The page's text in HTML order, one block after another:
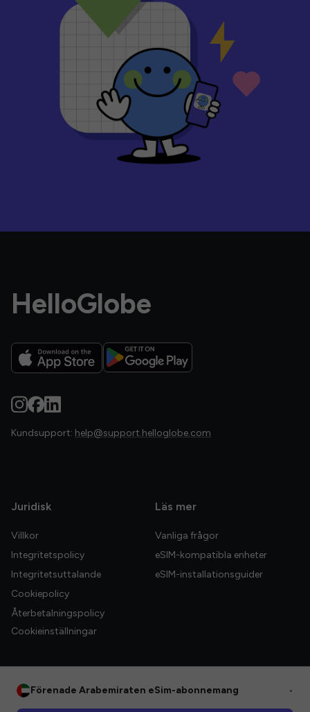
HelloGlobe
Kundsupport: help@support.helloglobe.com
Juridisk
Villkor
Integritetspolicy
Integritetsuttalande
Cookiepolicy
Återbetalningspolicy
Cookieinställningar
Läs mer
Vanliga frågor
eSIM-kompatibla enheter
eSIM-installationsguider
Förenade Arabemiraten eSim-abonnemang •